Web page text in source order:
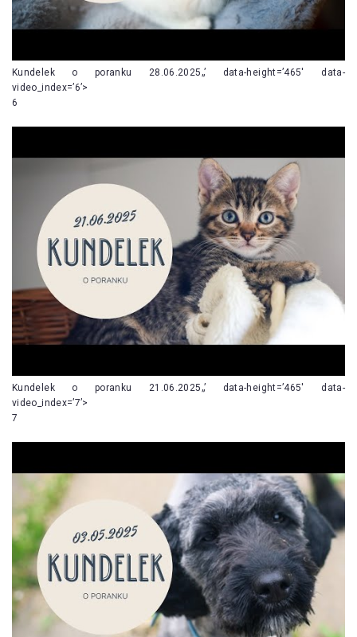
Kundelek o poranku 28.06.2025„’ data-height=’465′ data-
video_index=’6’>
6
Kundelek o poranku 21.06.2025„’ data-height=’465′ data-
video_index=’7’>
7